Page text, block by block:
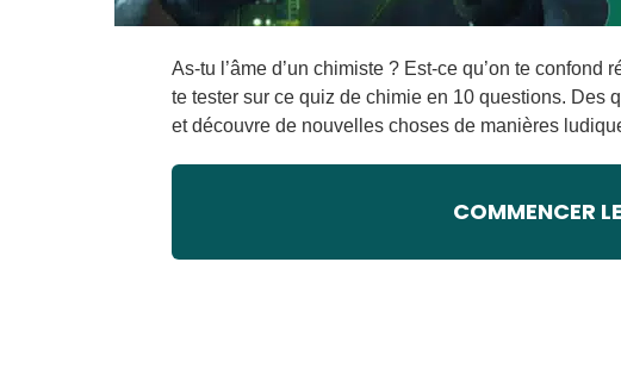
As-tu l’âme d’un chimiste ? Est-ce qu’on te
te tester sur ce quiz de chimie en 10 questions. Des
et découvre de nouvelles choses de manières
COMMENCER